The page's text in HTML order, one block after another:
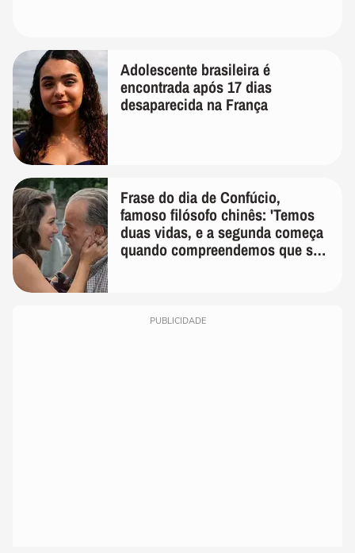
Adolescente brasileira é
encontrada após 17 dias
desaparecida na França
Frase do dia de Confúcio,
famoso filósofo chinês: 'Temos
duas vidas, e a segunda começa
quando compreendemos que só
PUBLICIDADE